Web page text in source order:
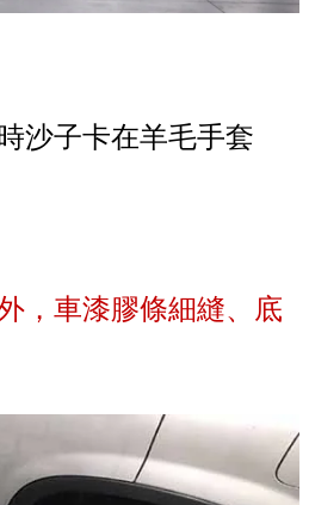
沙子卡在羊毛手套
，車漆膠條細縫、底